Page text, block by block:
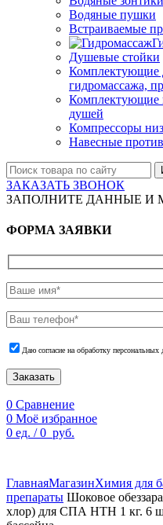
Водяные пушки
Встраиваемые
Душевые стойки
Комплектующие
гидромассажа,
Комплектующие
душей
Компрессоры
Навесные
ЗАКАЗАТЬ ЗВОНОК
ЗАПОЛНИТЕ ДАННЫЕ И
ФОРМА ЗАЯВКИ
Даю согласие на обработку персональных
Заказать
0 Сравнение
0 Моё избранное
0 ед. / 0 руб.
ГлавнаяМагазинХимия для
препараты Шоковое
хлор) для СПА HTH 1 кг. 6